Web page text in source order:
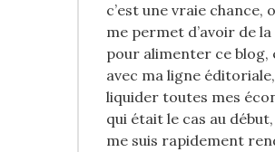
c’est une vraie chance,
me permet d’avoir de
pour alimenter ce
avec ma ligne
liquider toutes mes
qui était le cas au
me suis rapidement